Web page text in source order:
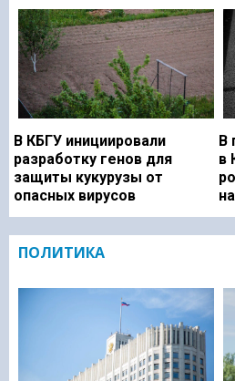
В КБГУ инициировали
разработку генов для
защиты кукурузы от
опасных вирусов
В
в
ПОЛИТИКА